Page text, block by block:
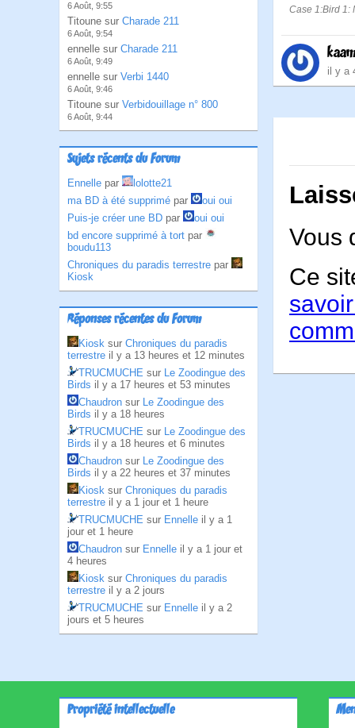
6 Août, 9:55
Titoune sur Charade 211
6 Août, 9:54
ennelle sur Charade 211
6 Août, 9:49
ennelle sur Verbi 1440
6 Août, 9:46
Titoune sur Verbidouillage n° 800
6 Août, 9:44
Sujets récents du Forum
Ennelle par
lolotte21
ma BD à été supprimé par
oui oui
Puis-je créer une BD par
oui oui
bd encore supprimé à tort par
boudu113
Chroniques du paradis terrestre par
Kiosk
Réponses récentes du Forum
Kiosk sur Chroniques du paradis
terrestre il y a 13 heures et 12 minutes
TRUCMUCHE sur Le Zoodingue des
Birds il y a 17 heures et 53 minutes
Chaudron sur Le Zoodingue des
Birds il y a 18 heures
TRUCMUCHE sur Le Zoodingue des
Birds il y a 18 heures et 6 minutes
Chaudron sur Le Zoodingue des
Birds il y a 22 heures et 37 minutes
Kiosk sur Chroniques du paradis
terrestre il y a 1 jour et 1 heure
TRUCMUCHE sur Ennelle il y a 1
jour et 1 heure
Chaudron sur Ennelle il y a 1 jour et
4 heures
Kiosk sur Chroniques du paradis
terrestre il y a 2 jours
TRUCMUCHE sur Ennelle il y a 2
jours et 5 heures
Case 1:Bird 1:
il y a
Vous
Ce
Propriété intellectuelle